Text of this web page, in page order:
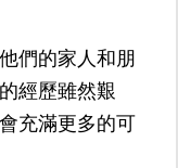
們的家人和朋
經歷雖然艱
充滿更多的可